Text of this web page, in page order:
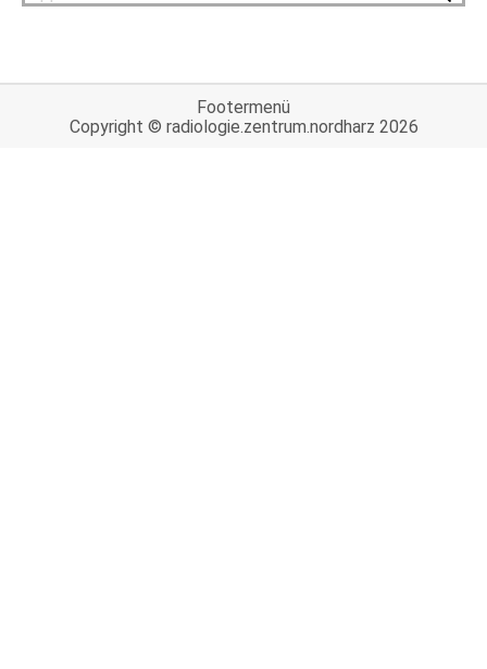
Footermenü
Copyright © radiologie.zentrum.nordharz 2026